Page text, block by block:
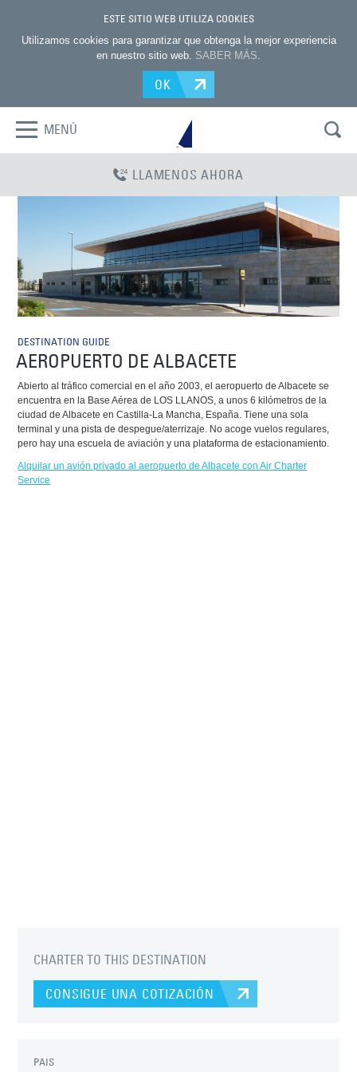
ESTE SITIO WEB UTILIZA COOKIES
Utilizamos cookies para garantizar que obtenga la mejor experiencia
en nuestro sitio web. SABER MÁS.
OK
MENÚ
LLAMENOS AHORA
DESTINATION GUIDE
AEROPUERTO DE ALBACETE
Abierto al tráfico comercial en el año 2003, el aeropuerto de Albacete se
encuentra en la Base Aérea de LOS LLANOS, a unos 6 kilómetros de la
ciudad de Albacete en Castilla-La Mancha, España. Tiene una sola
terminal y una pista de despegue/aterrizaje. No acoge vuelos regulares,
pero hay una escuela de aviación y una plataforma de estacionamiento.
Alquilar un avión privado al aeropuerto de Albacete con Air Charter
Service
CHARTER TO THIS DESTINATION
CONSIGUE UNA COTIZACIÓN
PAIS